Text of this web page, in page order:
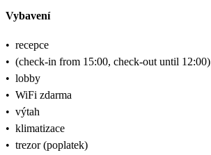
Vybavení
• recepce
• (check-in from 15:00, check-out until 12:00)
• lobby
• WiFi zdarma
• výtah
• klimatizace
• trezor (poplatek)